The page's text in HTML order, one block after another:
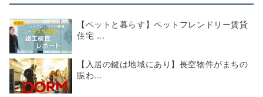
【ペットと暮らす】ペットフレンドリー賃貸
住宅 ...
【入居の鍵は地域にあり】長空物件がまちの
賑わ...